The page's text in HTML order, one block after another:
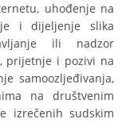
uhođenje na
i dijeljenje slika
ili nadzor
prijetnje i pozivi na
samoozljeđivanja,
na društvenim
izrečenih sudskim